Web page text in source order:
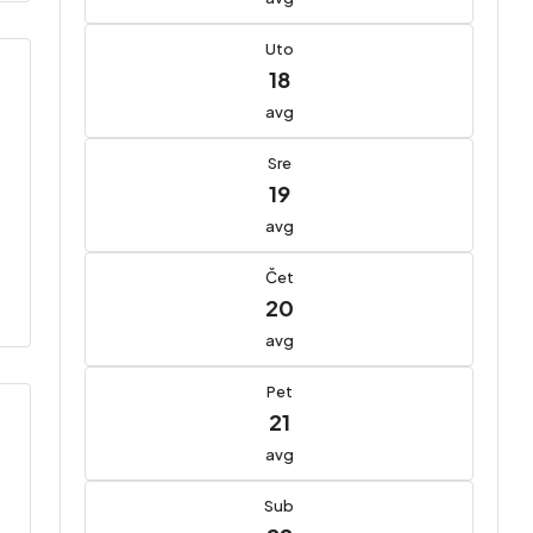
Uto
18
avg
Sre
19
avg
Čet
20
avg
Pet
21
avg
Sub